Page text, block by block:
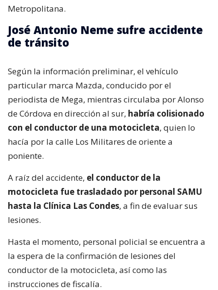
Metropolitana.
José Antonio Neme sufre accidente
de tránsito
Según la información preliminar, el vehículo
particular marca Mazda, conducido por el
periodista de Mega, mientras circulaba por Alonso
de Córdova en dirección al sur, habría colisionado
con el conductor de una motocicleta, quien lo
hacía por la calle Los Militares de oriente a
poniente.
A raíz del accidente, el conductor de la
motocicleta fue trasladado por personal SAMU
hasta la Clínica Las Condes, a fin de evaluar sus
lesiones.
Hasta el momento, personal policial se encuentra a
la espera de la confirmación de lesiones del
conductor de la motocicleta, así como las
instrucciones de fiscalía.